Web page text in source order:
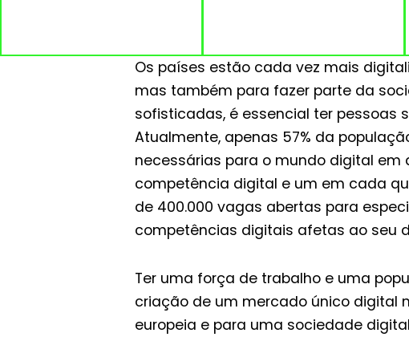
Os países estão cada vez mais
mas também para fazer parte da
sofisticadas, é essencial ter pessoas
Atualmente, apenas 57% da
necessárias para o mundo digital em
competência digital e um em cada
de 400.000 vagas abertas para
competências digitais afetas ao seu
Ter uma força de trabalho e uma
criação de um mercado único digital
europeia e para uma sociedade